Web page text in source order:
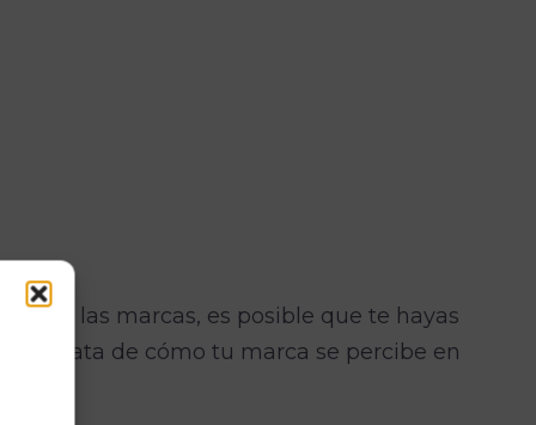
de las marcas, es posible que te hayas
se trata de cómo tu marca se percibe en